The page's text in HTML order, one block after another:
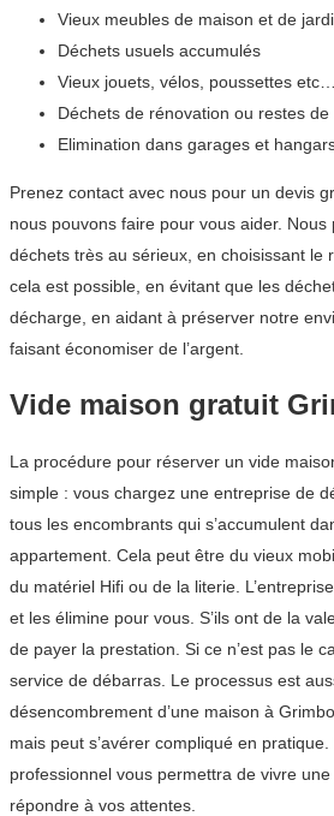
Vieux meubles de maison et de
Déchets usuels accumulés
Vieux jouets, vélos, poussettes etc…
Déchets de rénovation ou restes
Elimination dans garages et
Prenez contact avec nous pour un devis
nous pouvons faire pour vous aider.
déchets très au sérieux, en choisissant le
cela est possible, en évitant que les
décharge, en aidant à préserver notre
faisant économiser de l’argent.
Vide maison gratuit
La procédure pour réserver un vide
simple : vous chargez une entreprise de
tous les encombrants qui s’accumulent
appartement. Cela peut être du vieux
du matériel Hifi ou de la literie.
et les élimine pour vous. S’ils ont de la
de payer la prestation. Si ce n’est pas le
service de débarras. Le processus est
désencombrement d’une maison à
mais peut s’avérer compliqué en pratique.
professionnel vous permettra de vivre
répondre à vos attentes.